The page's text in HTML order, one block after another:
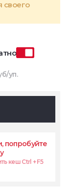
своего
уп.
попробуйте
кеш Ctrl + F5